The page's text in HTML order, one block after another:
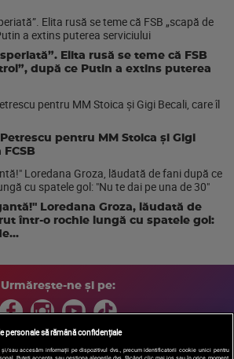
Elita rusă se teme că FSB
după ce Putin a extins puterea
pentru MM Stoica și Gigi
FCSB
Loredana Groza, lăudată de
într-o rochie lungă cu spatele gol:
Urmărește-ne și pe:
personale să rămână confidențiale
sau accesăm informații pe dispozitivul dvs., precum identificatorii cookie unici pentru
Puteți accepta sau gestiona alegerile dvs. făcând clic mai jos sau în orice moment,